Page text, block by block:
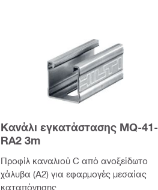
Κανάλι εγκατάστασης MQ-41-
RA2 3m
Προφίλ καναλιού C από ανοξείδωτο
χάλυβα (Α2) για εφαρμογές μεσαίας
καταπόνησης